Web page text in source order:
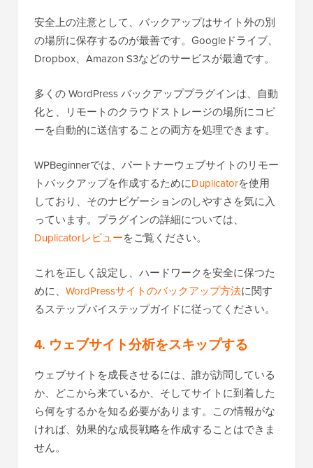
安全上の注意として、バックアップはサイト外の別
の場所に保存するのが最善です。Googleドライブ、
Dropbox、Amazon S3などのサービスが最適です。
多くの WordPress バックアッププラグインは、自動
化と、リモートのクラウドストレージの場所にコピ
ーを自動的に送信することの両方を処理できます。
WPBeginnerでは、パートナーウェブサイトのリモー
トバックアップを作成するためにDuplicatorを使用
しており、そのナビゲーションのしやすさを気に入
っています。プラグインの詳細については、
Duplicatorレビューをご覧ください。
これを正しく設定し、ハードワークを安全に保つた
めに、 WordPressサイトのバックアップ方法に関す
るステップバイステップガイドに従ってください。
4. ウェブサイト分析をスキップする
ウェブサイトを成長させるには、誰が訪問している
か、どこから来ているか、そしてサイトに到着した
ら何をするかを知る必要があります。この情報がな
ければ、効果的な成長戦略を作成することはできま
せん。